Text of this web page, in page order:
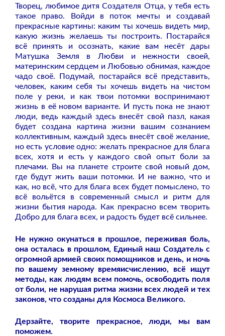
Творец, любимое дитя Создателя Отца, у тебя есть
такое право. Войди в поток мечты и создавай
прекрасные картины: каким ты хочешь видеть мир,
какую жизнь желаешь ты построить. Постарайся
всё принять и осознать, какие вам несёт дары
Матушка Земля в Любви и нежности своей,
материнским сердцем и Любовью обнимая, каждое
чадо своё. Подумай, постарайся всё представить,
человек, каким себя ты хочешь видеть на чистом
поле у реки, и как твои потомки воспринимают
жизнь в её новом варианте. И пусть пока не знают
люди, ведь каждый здесь внесёт свой пазл, какая
будет создана картина жизни вашим сознанием
коллективным, каждый здесь внесёт своё желание,
но есть условие одно: желать прекрасное для блага
всех, хотя и есть у каждого свой опыт боли за
плечами. Вы на планете строите свой новый дом,
где будут жить ваши потомки. И не важно, что и
как, но всё, что для блага всех будет помыслено, то
всё вольётся в современный смысл и ритм для
жизни бытия народа. Как прекрасно всем творить
Добро для блага всех, и радость будет всё сильнее.
Не нужно окунаться в прошлое, переживая боль,
она осталась в прошлом, Единый наш Создатель с
огромной армией своих помощников и день, и ночь
по вашему земному времяисчислению, всё ищут
методы, как людям всем помочь, освободить поля
от боли, не нарушая ритма жизни всех людей и тех
законов, что созданы для Космоса Великого.
Дерзайте, творите прекрасное, люди, мы вам
поможем.